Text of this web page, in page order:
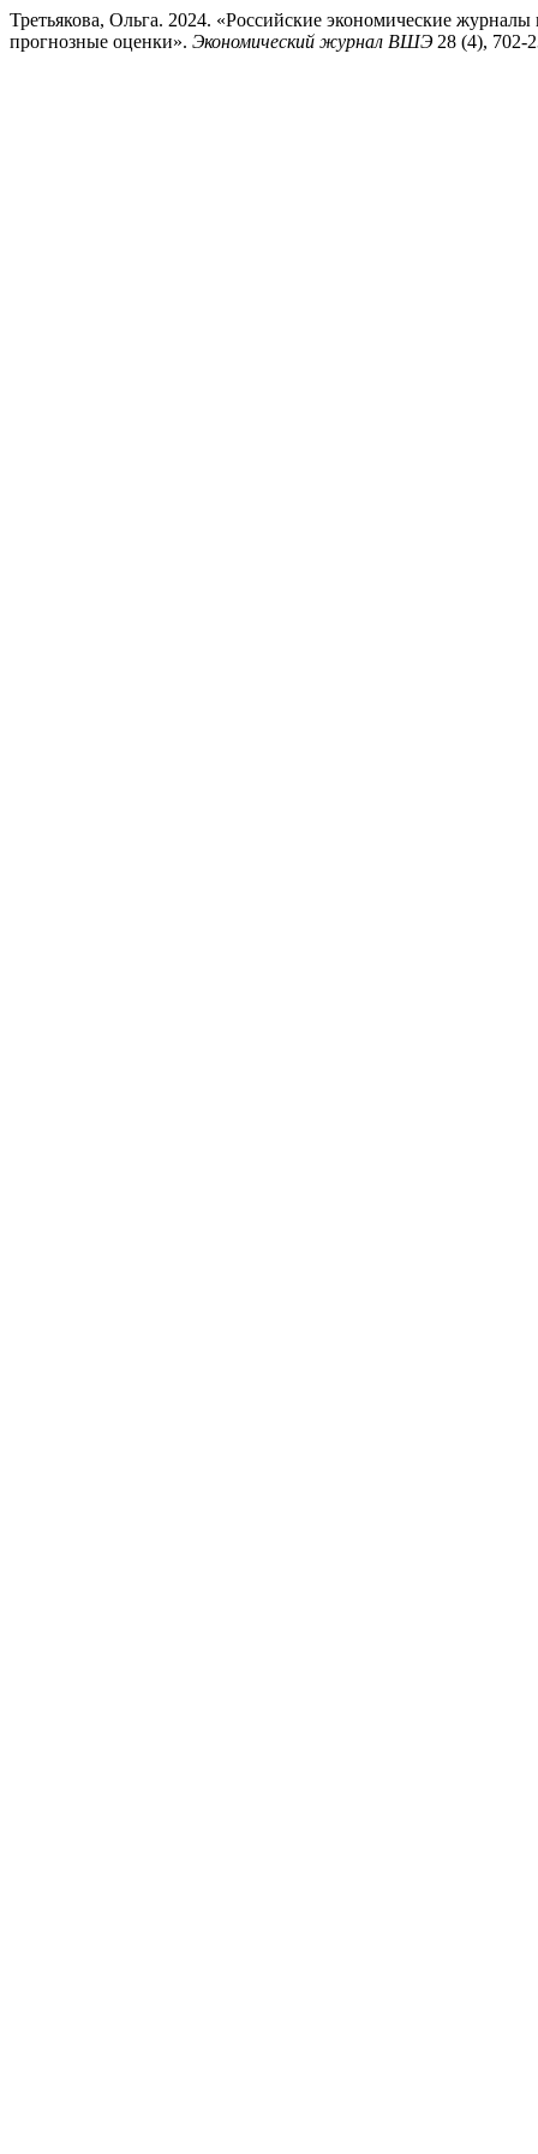
Третьякова, Ольга. 2024. «Российские экономические
прогнозные оценки». Экономический журнал ВШЭ 28 (4), 702-